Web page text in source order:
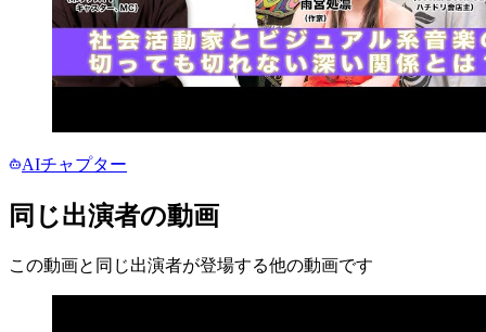
AIチャプター
同じ出演者の動画
この動画と同じ出演者が登場する他の動画です